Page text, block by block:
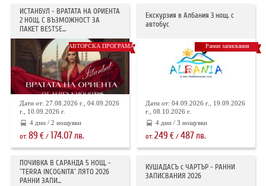
ИСТАНБУЛ - ВРАТАТА НА ОРИЕНТА
2 НОЩ. С ВЪЗМОЖНОСТ ЗА
ПАКЕТ BESTSE...
АВТОРСКА ПРОГРАМА
Дати от: 27.08.2026 г., 04.09.2026
г., 10.09.2026 г.
4 дни / 2 нощувки
от: 89 €/ 174.07лв.
Екскурзия в Албания 3 нощ. с
автобус
Ранни записвания
Дати от: 04.09.2026 г., 19.09.2026
г., 08.10.2026 г.
4 дни / 3 нощувки
от:249 € /487лв.
ПОЧИВКА В САРАНДА 5 НОЩ. -
"TERRA INCOGNITA" ЛЯТО 2026
РАННИ ЗАПИ...
КУШАДАСЪ с ЧАРТЪР - РАННИ
ЗАПИСВАНИЯ 2026